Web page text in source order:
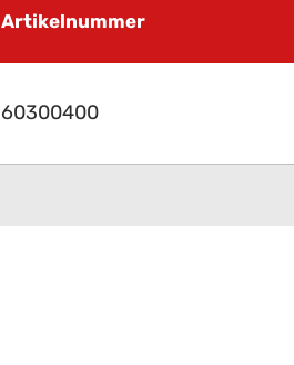
Artikelnummer
60300400